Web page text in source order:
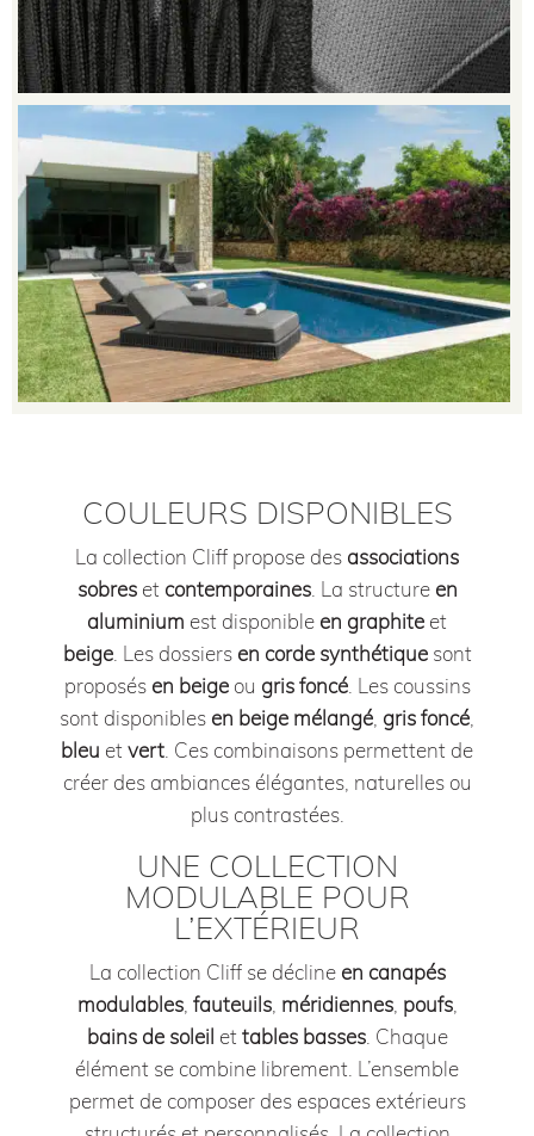
COULEURS DISPONIBLES
La collection Cliff propose des associations
sobreset contemporaines. La structure en
aluminium est disponible en graphite et
beige. Les dossiers en corde synthétiquesont
proposés en beigeou gris foncé. Les coussins
sont disponibles en beige mélangé, gris foncé,
bleu etvert. Ces combinaisons permettent de
créer des ambiances élégantes, naturelles ou
plus contrastées.
UNE COLLECTION
MODULABLE POUR
L’EXTÉRIEUR
La collection Cliff se décline en canapés
modulables, fauteuils, méridiennes, poufs,
bains de soleil ettables basses. Chaque
élément se combine librement. L’ensemble
permet de composer des espaces extérieurs